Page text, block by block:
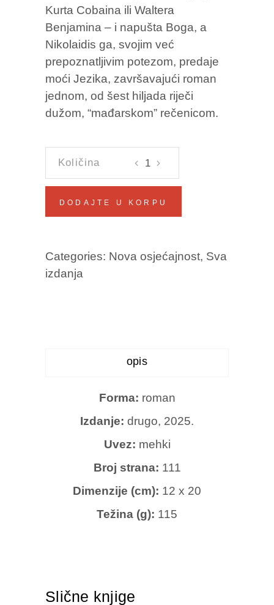
Kurta Cobaina ili Waltera
Benjamina – i napušta Boga, a
Nikolaidis ga, svojim već
prepoznatljivim potezom, predaje
moći Jezika, završavajući roman
jednom, od šest hiljada riječi
dužom, “mađarskom” rečenicom.
BOGA
Andrej
DODAJTE U KORPU
Categories: Nova osjećajnost, Sva
izdanja
opis
Forma: roman
Izdanje: drugo, 2025.
Uvez: mehki
Broj strana: 111
Dimenzije (cm): 12 x 20
Težina (g): 115
Slične knjige